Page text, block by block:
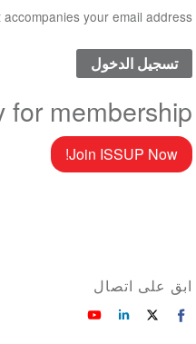
your email address.
for membership
Join ISSUP Now!
ابق على اتصال